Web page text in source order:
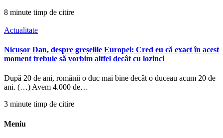
8 minute timp de citire
Actualitate
Nicușor Dan, despre greșelile Europei: Cred eu că exact în acest
moment trebuie să vorbim altfel decât cu lozinci
După 20 de ani, românii o duc mai bine decât o duceau acum 20 de
ani. (…) Avem 4.000 de…
3 minute timp de citire
Meniu